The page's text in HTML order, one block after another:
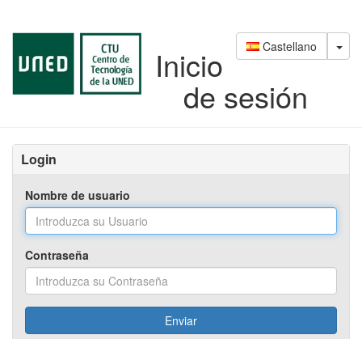
Castellano
Inicio
de sesión
Login
Nombre de usuario
Contraseña